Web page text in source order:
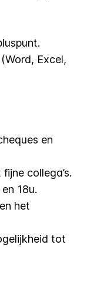
Excel,
en
collega’s.
18u.
het
tot